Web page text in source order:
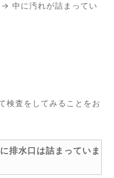
中に汚れが詰まってい
検査をしてみることをお
排水口は詰まっていま